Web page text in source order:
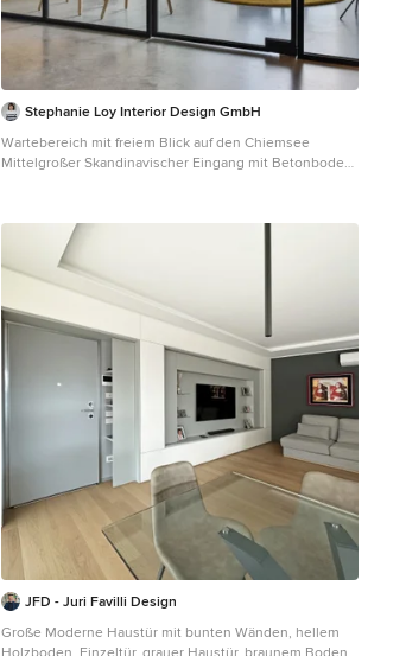
Stephanie Loy Interior Design GmbH
Wartebereich mit freiem Blick auf den Chiemsee
Mittelgroßer Skandinavischer Eingang mit Betonboden,
JFD - Juri Favilli Design
Große Moderne Haustür mit bunten Wänden, hellem